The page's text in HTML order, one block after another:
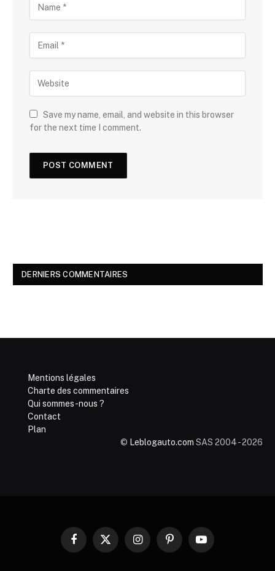
Save my name, email, and website in this browser
for the next time I comment.
DERNIERS COMMENTAIRES
Mentions légales
Charte des commentaires
Qui sommes-nous ?
Contact
Plan
© Leblogauto.com SAS 2004 - 2026
Facebook
X
InstagramPinterestYouTube